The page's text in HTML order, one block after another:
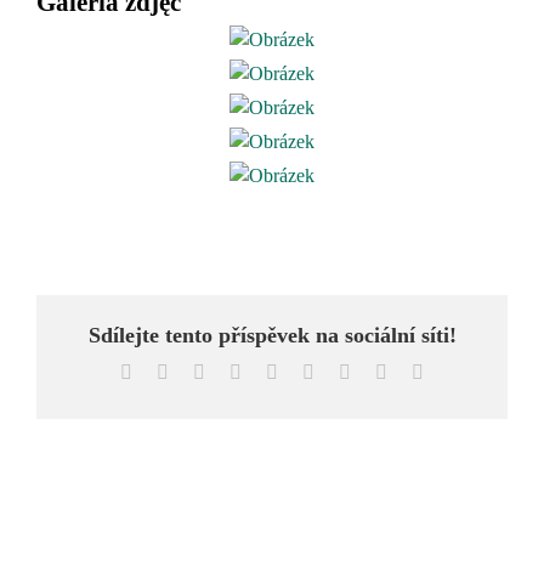
Sdílejte tento příspěvek na sociální síti!
Facebook Reddit LinkedInWhatsApp
TumblrPinterest